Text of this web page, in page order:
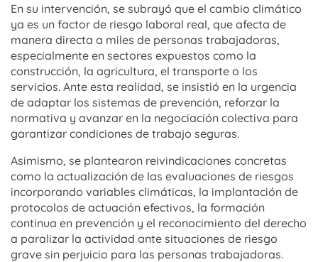
En su intervención, se subrayó que el cambio climático
ya es un factor de riesgo laboral real, que afecta de
manera directa a miles de personas trabajadoras,
especialmente en sectores expuestos como la
construcción, la agricultura, el transporte o los
servicios. Ante esta realidad, se insistió en la urgencia
de adaptar los sistemas de prevención, reforzar la
normativa y avanzar en la negociación colectiva para
garantizar condiciones de trabajo seguras.
Asimismo, se plantearon reivindicaciones concretas
como la actualización de las evaluaciones de riesgos
incorporando variables climáticas, la implantación de
protocolos de actuación efectivos, la formación
continua en prevención y el reconocimiento del derecho
a paralizar la actividad ante situaciones de riesgo
grave sin perjuicio para las personas trabajadoras.